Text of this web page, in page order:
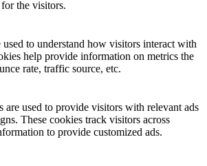
the visitors.
to understand how visitors interact with
help provide information on metrics the
rate, traffic source, etc.
are used to provide visitors with relevant ads
These cookies track visitors across
to provide customized ads.